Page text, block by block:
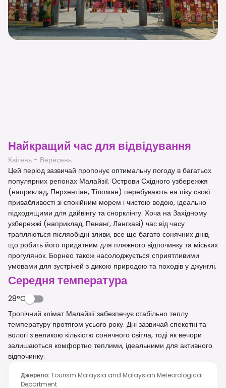
Найкращий час для відвідування
Квітень - Вересень
Цей період зазвичай пропонує оптимальну погоду в багатьох
популярних регіонах Малайзії. Острови Східного узбережжя
(наприклад, Перхентіан, Тіломан) перебувають на піку своєї
привабливості зі спокійним морем і чистою водою, ідеально
підходящими для дайвінгу та снорклінгу. Хоча на Західному
узбережжі (наприклад, Пенанг, Лангкаві) час від часу
трапляються післяобідні зливи, все ще багато сонячних днів,
що робить його придатним для пляжного відпочинку та міських
прогулянок. Борнео також насолоджується сприятливими
умовами для зустрічей з дикою природою та походів у джунглі.
Середня температура
28°C
Тропічний клімат Малайзії забезпечує стабільно теплу
температуру протягом усього року. Дні зазвичай спекотні та
вологі з великою кількістю сонячного світла, тоді як вечори
залишаються комфортно теплими, ідеальними для активного
відпочинку.
Джерело:Tourism Malaysia and Malaysian Meteorological
Department